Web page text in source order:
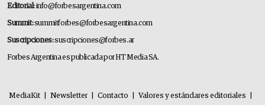
Editorial:info@forbesargentina.com
Summit:summitforbes@forbesargentina.com
Suscripciones:suscripciones@forbes.ar
Forbes Argentina es publicada por HT Media SA.
MediaKit Newsletter Contacto Valores y estándares editoriales